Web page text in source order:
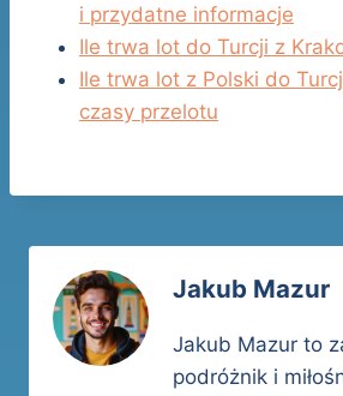
i przydatne informacje
Ile trwa lot do Turcji z
Ile trwa lot z Polski do
czasy przelotu
Jakub Mazur
Jakub Mazur to
podróżnik i